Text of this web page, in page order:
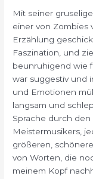
Mit seiner
einer von Zombies
Erzählung
Faszination, und
beunruhigend wie
war suggestiv und
und Emotionen
langsam und
Sprache durch
Meistermusikers,
größeren,
von Worten, die
meinem Kopf